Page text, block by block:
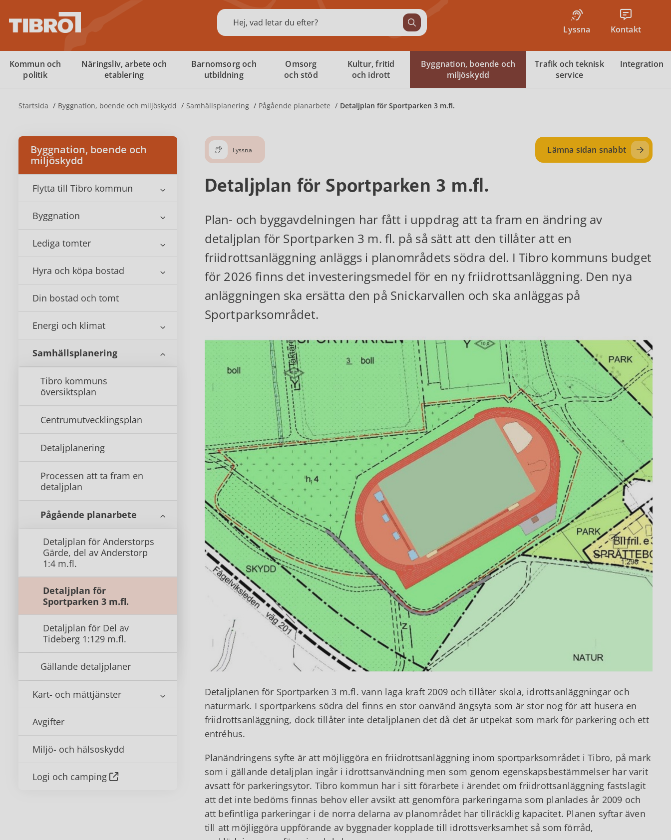
Sök
Lyssna Kontakt
Kommun och
politik
Näringsliv, arbete och
etablering
Barnomsorg och
utbildning
Omsorg
och stöd
Kultur, fritid
och idrott
Byggnation, boende och
miljöskydd
Trafik och teknisk
service
Integration
Startsida Byggnation, boende och miljöskydd Samhällsplanering Pågående planarbete Detaljplan för Sportparken 3 m.fl.
Byggnation, boende och
miljöskydd
Flytta till Tibro kommun
Byggnation
Lediga tomter
Hyra och köpa bostad
Din bostad och tomt
Energi och klimat
Samhällsplanering
Tibro kommuns
översiktsplan
Centrumutvecklingsplan
Detaljplanering
Processen att ta fram en
detaljplan
Pågående planarbete
Detaljplan för Anderstorps
Gärde, del av Anderstorp
1:4 m.fl.
Detaljplan för
Sportparken 3 m.fl.
Detaljplan för Del av
Tideberg 1:129 m.fl.
Gällande detaljplaner
Kart- och mättjänster
Avgifter
Miljö- och hälsoskydd
Logi och camping
Lyssna Lämna sidan snabbt
Detaljplan för Sportparken 3 m.fl.
Plan- och byggavdelningen har fått i uppdrag att ta fram en ändring av
detaljplan för Sportparken 3 m. fl. på så sätt att den tillåter att en
friidrottsanläggning anläggs i planområdets södra del. I Tibro kommuns budget
för 2026 finns det investeringsmedel för en ny friidrottsanläggning. Den nya
anläggningen ska ersätta den på Snickarvallen och ska anläggas på
Sportparksområdet.
Detaljplanen för Sportparken 3 m.fl. vann laga kraft 2009 och tillåter skola, idrottsanläggningar och
naturmark. I sportparkens södra del finns en stor oanvänd ängsyta som är stor nog för att husera en
friidrottsanläggning, dock tillåter inte detaljplanen det då det är utpekat som mark för parkering och ett
entréhus.
Planändringens syfte är att möjliggöra en friidrottsanläggning inom sportparksområdet i Tibro, på mark
som i gällande detaljplan ingår i idrottsanvändning men som genom egenskapsbestämmelser har varit
avsatt för parkeringsytor. Tibro kommun har i sitt förarbete i ärendet om friidrottsanläggning fastslagit
att det inte bedöms finnas behov eller avsikt att genomföra parkeringarna som planlades år 2009 och
att befintliga parkeringar i de norra delarna av planområdet har tillräcklig kapacitet. Planen syftar även
till att möjliggöra uppförande av byggnader kopplade till idrottsverksamhet så som förråd,